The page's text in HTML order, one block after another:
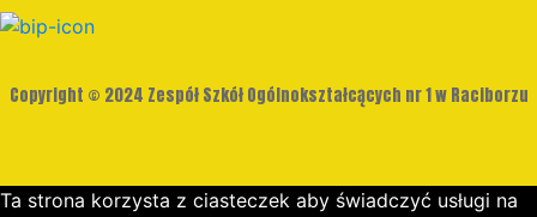
Copyright © 2024 Zespół Szkół Ogólnokształcących nr 1 w Raciborzu
Ta strona korzysta z ciasteczek aby świadczyć usługi na